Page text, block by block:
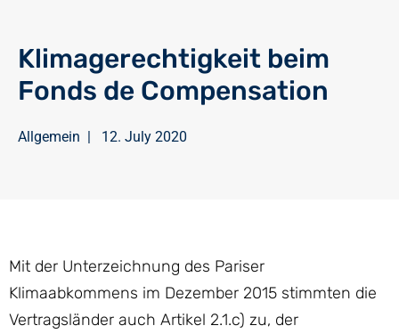
Klimagerechtigkeit beim
Fonds de Compensation
Allgemein | 12. July 2020
Mit der Unterzeichnung des Pariser
Klimaabkommens im Dezember 2015 stimmten die
Vertragsländer auch Artikel 2.1.c) zu, der